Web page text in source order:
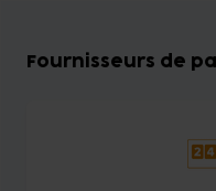
Fournisseurs de